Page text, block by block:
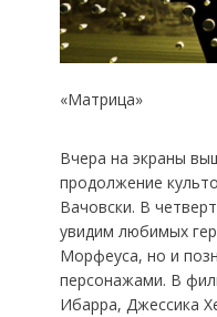
«Матрица»
Вчера на экраны
продолжение
Вачовски. В
увидим любимых
Морфеуса, но и
персонажами. В
Ибарра, Джессика